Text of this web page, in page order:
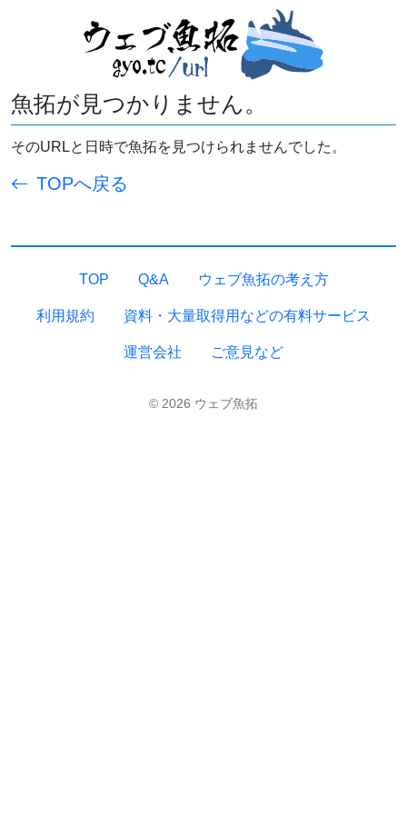
魚拓が見つかりません。
そのURLと日時で魚拓を見つけられませんでした。
TOPへ戻る
TOP Q&A ウェブ魚拓の考え方
利用規約 資料・大量取得用などの有料サービス
運営会社 ご意見など
© 2026 ウェブ魚拓